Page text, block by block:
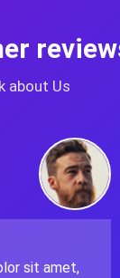
about Us
sit amet,